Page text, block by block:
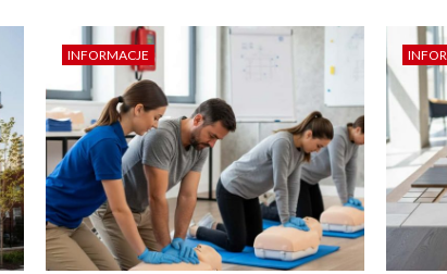
INFORMACJE